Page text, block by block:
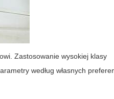
Zastosowanie wysokiej klasy
według własnych